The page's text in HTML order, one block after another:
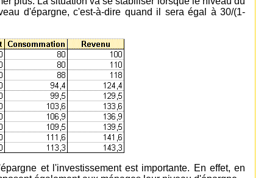
d'épargne, c'est-à-dire quand il sera égal à 30/(1-
et l'investissement est importante. En effet, en